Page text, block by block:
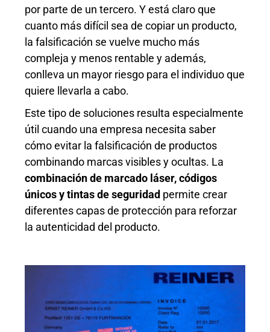
por parte de un tercero. Y está claro que
cuanto más difícil sea de copiar un producto,
la falsificación se vuelve mucho más
compleja y menos rentable y además,
conlleva un mayor riesgo para el individuo que
quiere llevarla a cabo.
Este tipo de soluciones resulta especialmente
útil cuando una empresa necesita saber
cómo evitar la falsificación de productos
combinando marcas visibles y ocultas. La
combinación de marcado láser, códigos
únicos y tintas de seguridad permite crear
diferentes capas de protección para reforzar
la autenticidad del producto.